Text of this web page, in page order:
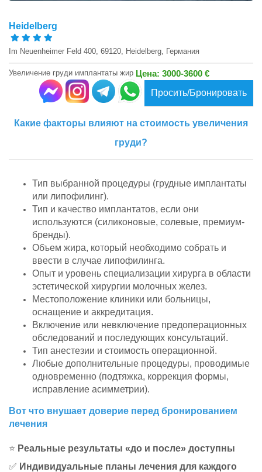
Heidelberg
Im Neuenheimer Feld 400, 69120, Heidelberg, Германия
Увеличение груди имплантаты жир Цена: 3000-3600 €
Просить/Бронировать
Какие факторы влияют на стоимость увеличения
груди?
Тип выбранной процедуры (грудные имплантаты
или липофилинг).
Тип и качество имплантатов, если они
используются (силиконовые, солевые, премиум-
бренды).
Объем жира, который необходимо собрать и
ввести в случае липофилинга.
Опыт и уровень специализации хирурга в области
эстетической хирургии молочных желез.
Местоположение клиники или больницы,
оснащение и аккредитация.
Включение или невключение предоперационных
обследований и последующих консультаций.
Тип анестезии и стоимость операционной.
Любые дополнительные процедуры, проводимые
одновременно (подтяжка, коррекция формы,
исправление асимметрии).
Вот что внушает доверие перед бронированием
лечения
⭐ Реальные результаты «до и после» доступны
✅ Индивидуальные планы лечения для каждого